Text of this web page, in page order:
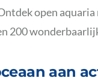
open
200
aan